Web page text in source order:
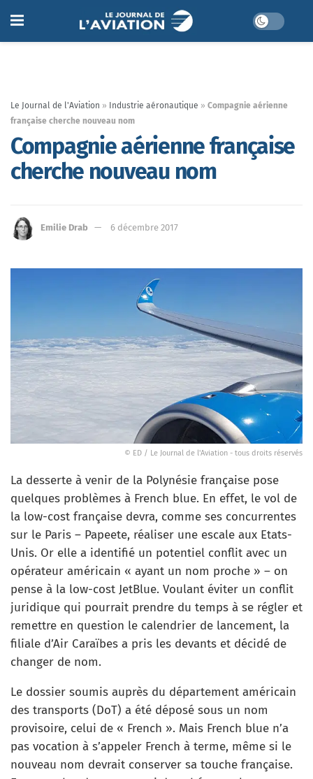
Le Journal de l'Aviation » Industrie aéronautique » Compagnie aérienne
française cherche nouveau nom
Compagnie aérienne française
cherche nouveau nom
Emilie Drab 6 décembre 2017
© ED / Le Journal de l'Aviation - tous droits réservés
La desserte à venir de la Polynésie française pose
quelques problèmes à French blue. En effet, le vol de
la low-cost française devra, comme ses concurrentes
sur le Paris – Papeete, réaliser une escale aux Etats-
Unis. Or elle a identifié un potentiel conflit avec un
opérateur américain « ayant un nom proche » – on
pense à la low-cost JetBlue. Voulant éviter un conflit
juridique qui pourrait prendre du temps à se régler et
remettre en question le calendrier de lancement, la
filiale d’Air Caraïbes a pris les devants et décidé de
changer de nom.
Le dossier soumis auprès du département américain
des transports (DoT) a été déposé sous un nom
provisoire, celui de « French ». Mais French blue n’a
pas vocation à s’appeler French à terme, même si le
nouveau nom devrait conserver sa touche française.